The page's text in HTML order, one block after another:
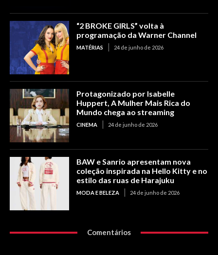
“2 BROKE GIRLS” volta à
programação da Warner Channel
MATÉRIAS 24 de junho de 2026
Protagonizado por Isabelle
Huppert, A Mulher Mais Rica do
Mundo chega ao streaming
CINEMA 24 de junho de 2026
BAW e Sanrio apresentam nova
coleção inspirada na Hello Kitty e no
estilo das ruas de Harajuku
MODA E BELEZA 24 de junho de 2026
Comentários